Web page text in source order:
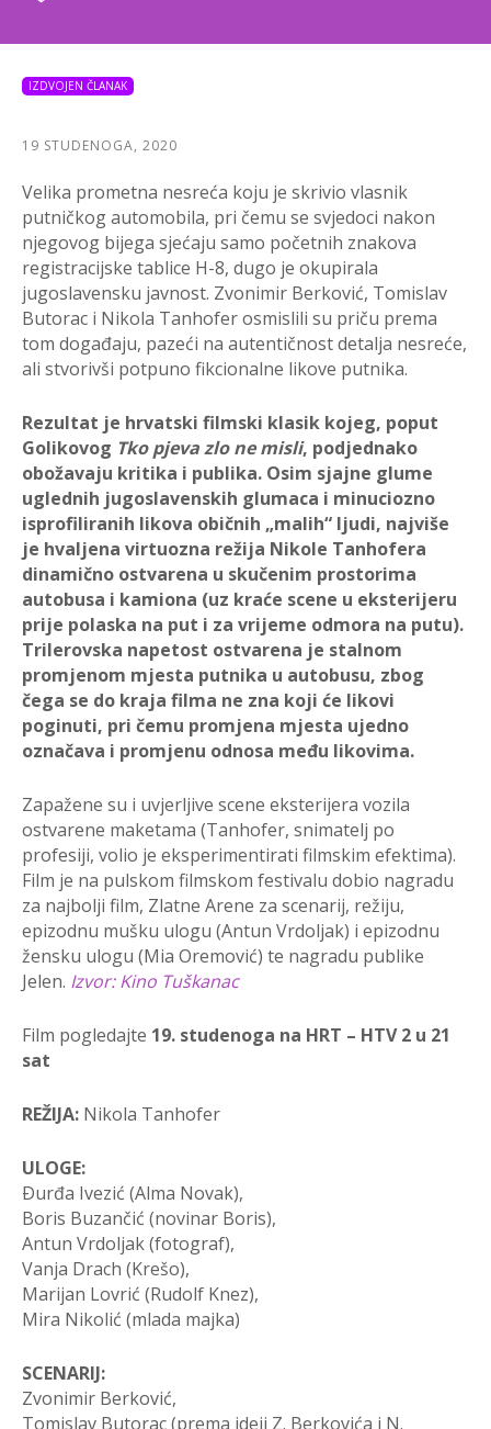
IZDVOJEN ČLANAK
19 STUDENOGA, 2020
Velika prometna nesreća koju je skrivio vlasnik
putničkog automobila, pri čemu se svjedoci nakon
njegovog bijega sjećaju samo početnih znakova
registracijske tablice H-8, dugo je okupirala
jugoslavensku javnost. Zvonimir Berković, Tomislav
Butorac i Nikola Tanhofer osmislili su priču prema
tom događaju, pazeći na autentičnost detalja nesreće,
ali stvorivši potpuno fikcionalne likove putnika.
Rezultat je hrvatski filmski klasik kojeg, poput
Golikovog Tko pjeva zlo ne misli, podjednako
obožavaju kritika i publika. Osim sjajne glume
uglednih jugoslavenskih glumaca i minuciozno
isprofiliranih likova običnih „malih“ ljudi, najviše
je hvaljena virtuozna režija Nikole Tanhofera
dinamično ostvarena u skučenim prostorima
autobusa i kamiona (uz kraće scene u eksterijeru
prije polaska na put i za vrijeme odmora na putu).
Trilerovska napetost ostvarena je stalnom
promjenom mjesta putnika u autobusu, zbog
čega se do kraja filma ne zna koji će likovi
poginuti, pri čemu promjena mjesta ujedno
označava i promjenu odnosa među likovima.
Zapažene su i uvjerljive scene eksterijera vozila
ostvarene maketama (Tanhofer, snimatelj po
profesiji, volio je eksperimentirati filmskim efektima).
Film je na pulskom filmskom festivalu dobio nagradu
za najbolji film, Zlatne Arene za scenarij, režiju,
epizodnu mušku ulogu (Antun Vrdoljak) i epizodnu
žensku ulogu (Mia Oremović) te nagradu publike
Jelen. Izvor: Kino Tuškanac
Film pogledajte 19. studenoga na HRT – HTV 2 u 21
sat
REŽIJA: Nikola Tanhofer
ULOGE:
Ðurđa Ivezić (Alma Novak),
Boris Buzančić (novinar Boris),
Antun Vrdoljak (fotograf),
Vanja Drach (Krešo),
Marijan Lovrić (Rudolf Knez),
Mira Nikolić (mlada majka)
SCENARIJ:
Zvonimir Berković,
Tomislav Butorac (prema ideji Z. Berkovića i N.